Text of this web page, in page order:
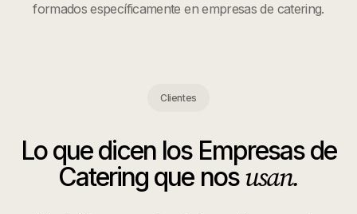
formados específicamente enempresas de catering.
Clientes
Lo que dicen los Empresas de
Catering que nosusan.